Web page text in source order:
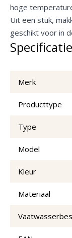
hoge
Uit een stuk,
geschikt voor in
Merk
Producttype
Type
Model
Kleur
Materiaal